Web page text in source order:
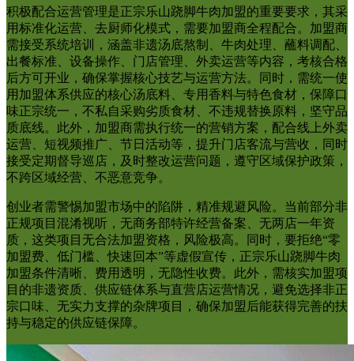
积极配合运营管理是正宗乐山跷脚牛肉加盟的重要要求，其采
用标准化运营、去厨师化模式，需要加盟商全程配合。加盟商
需接受系统培训，涵盖非遗汤底熬制、牛肉处理、蘸料调配、
出餐标准、设备操作、门店管理、外卖运营等内容，考核合格
后方可开业，确保掌握核心技艺与运营方法。同时，需统一使
用加盟体系供应的核心汤底料、专用香料与特色食材，保障口
味正宗统一，不私自采购劣质食材、不违规替换原料，坚守品
质底线。此外，加盟商需执行统一的营销方案，配合线上外卖
运营、短视频推广、节日活动等，提升门店客流与营收，同时
接受定期督导巡店，及时整改运营问题，遵守区域保护政策，
不跨区域经营、不恶意竞争。
创业者需警惕加盟市场中的陷阱，精准规避风险。当前部分非
正规项目混淆视听，无商务部特许经营备案、无两店一年资
质，这类项目无合法加盟资格，风险极高。同时，要拒绝“零
加盟费、低门槛、快速回本”等虚假宣传，正宗乐山跷脚牛肉
加盟条件清晰、费用透明，无隐性收费。此外，需核实加盟项
目的非遗资质、供应链体系与直营店运营情况，避免选择非正
宗口味、无实力支撑的杂牌项目，确保加盟后能获得完善的扶
持与稳定的供应链保障。